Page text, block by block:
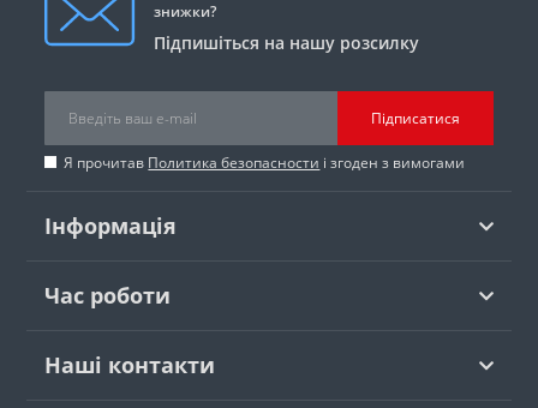
знижки?
Підпишіться на нашу розсилку
Підписатися
Я прочитав Политика безопасности і згоден з вимогами
Інформація
Час роботи
Наші контакти